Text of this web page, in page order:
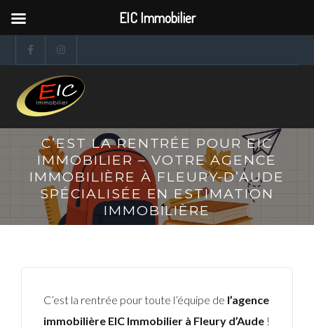
C’EST LA RENTRÉE POUR EIC
IMMOBILIER – VOTRE AGENCE
IMMOBILIÈRE À FLEURY-D’AUDE
SPÉCIALISÉE EN ESTIMATION
IMMOBILIÈRE
C’est la rentrée pour toute l’équipe de l’agence
immobilière EIC Immobilier à Fleury d’Aude !
EIC Immobilier